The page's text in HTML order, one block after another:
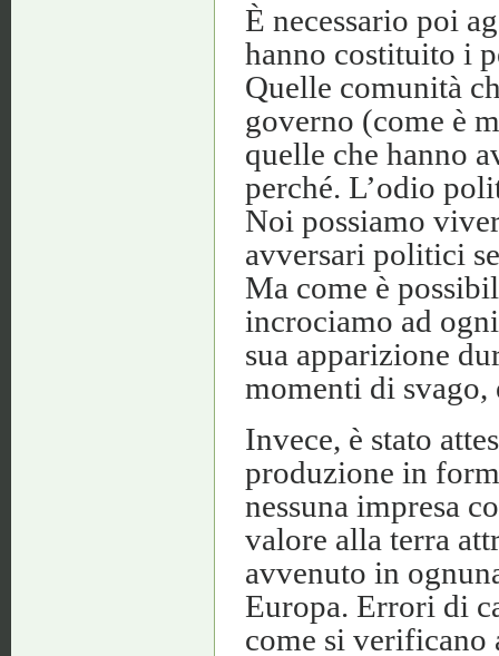
È necessario poi
hanno costituito i
Quelle comunità
governo (come è
quelle che hanno
perché. L’odio
Noi possiamo
avversari politici
Ma come è
incrociamo ad
sua apparizione
momenti di svago,
Invece, è stato
produzione in
nessuna impresa
valore alla terra
avvenuto in
Europa. Errori di
come si verificano